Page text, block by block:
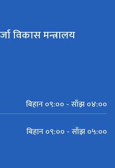
विकास मन्त्रालय
बिहान ०९:०० - साँझ ०४:००
बिहान ०९:०० - साँझ ०५:००